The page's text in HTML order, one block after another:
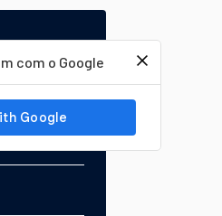
com o Google